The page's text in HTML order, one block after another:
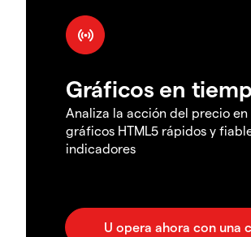
Gráficos en
Analiza la acción del precio en
gráficos HTML5 rápidos y
indicadores